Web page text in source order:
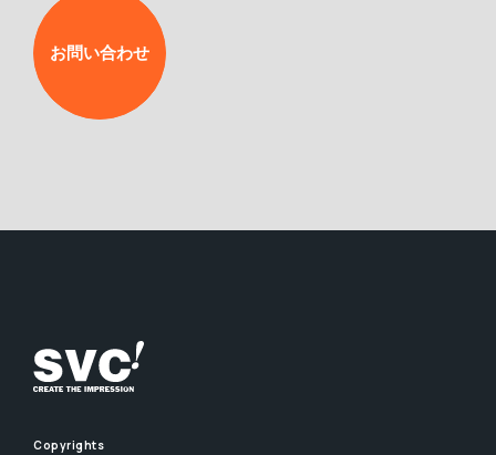
お問い合わせ
Copyrights